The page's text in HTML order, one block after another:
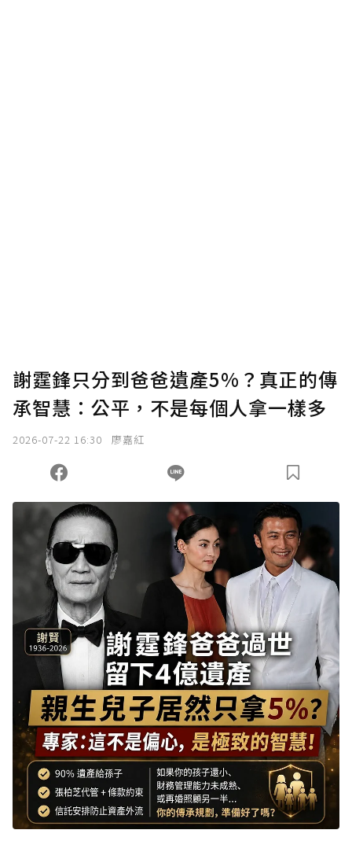
謝霆鋒只分到爸爸遺產5%？真正的傳
承智慧：公平，不是每個人拿一樣多
2026-07-22 16:30 廖嘉紅